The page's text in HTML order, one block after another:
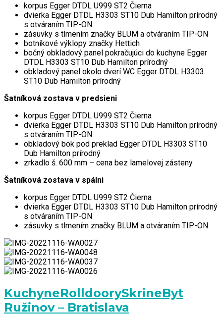
korpus Egger DTDL U999 ST2 Čierna
dvierka Egger DTDL H3303 ST10 Dub Hamilton prírodný
s otváraním TIP-ON
zásuvky s tlmením značky BLUM a otváraním TIP-ON
botníkové výklopy značky Hettich
bočný obkladový panel pokračujúci do kuchyne Egger
DTDL H3303 ST10 Dub Hamilton prírodný
obkladový panel okolo dverí WC Egger DTDL H3303
ST10 Dub Hamilton prírodný
Šatníková zostava v predsieni
korpus Egger DTDL U999 ST2 Čierna
dvierka Egger DTDL H3303 ST10 Dub Hamilton prírodný
s otváraním TIP-ON
obkladový bok pod preklad Egger DTDL H3303 ST10
Dub Hamilton prírodný
zrkadlo š. 600 mm – cena bez lamelovej zásteny
Šatníková zostava v spálni
korpus Egger DTDL U999 ST2 Čierna
dvierka Egger DTDL H3303 ST10 Dub Hamilton prírodný
s otváraním TIP-ON
zásuvky s tlmením značky BLUM a otváraním TIP-ON
KuchyneRolldoorySkrineByt
Ružinov – Bratislava